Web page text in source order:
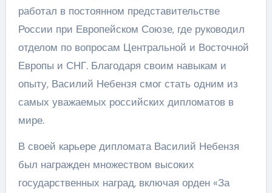
работал в постоянном представительстве
России при Европейском Союзе, где руководил
отделом по вопросам Центральной и Восточной
Европы и СНГ. Благодаря своим навыкам и
опыту, Василий Небензя смог стать одним из
самых уважаемых российских дипломатов в
мире.
В своей карьере дипломата Василий Небензя
был награжден множеством высоких
государственных наград, включая орден «За